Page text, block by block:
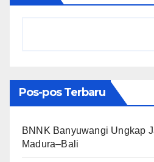
Pos-pos Terbaru
BNNK Banyuwangi Ungkap
Madura–Bali